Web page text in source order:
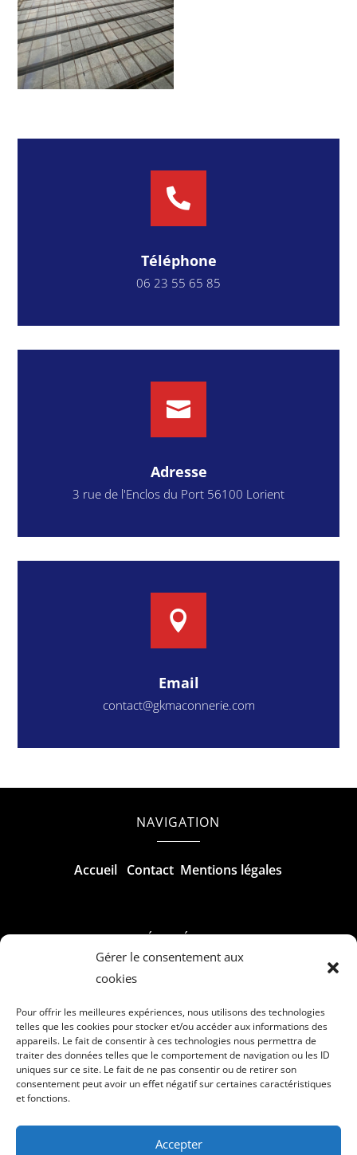
Gérer le consentement aux
cookies
Pour offrir les meilleures expériences, nous utilisons des technologies
telles que les cookies pour stocker et/ou accéder aux informations des
appareils. Le fait de consentir à ces technologies nous permettra de
traiter des données telles que le comportement de navigation ou les ID
uniques sur ce site. Le fait de ne pas consentir ou de retirer son
consentement peut avoir un effet négatif sur certaines caractéristiques
et fonctions.
Accepter

Téléphone
06 23 55 65 85

Adresse
3 rue de l'Enclos du Port 56100 Lorient

Email
contact@gkmaconnerie.com
NAVIGATION
Accueil Contact Mentions légales
RÉALISÉ PAR